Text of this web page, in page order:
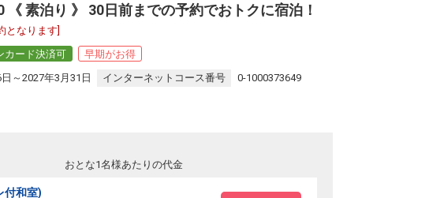
《 素泊り 》 30日前までの予約でおトクに宿泊！
となります]
カード決済可
早期がお得
～2027年3月31日 インターネットコース番号 0-1000373649
おとな1名様あたりの代金
付和室)